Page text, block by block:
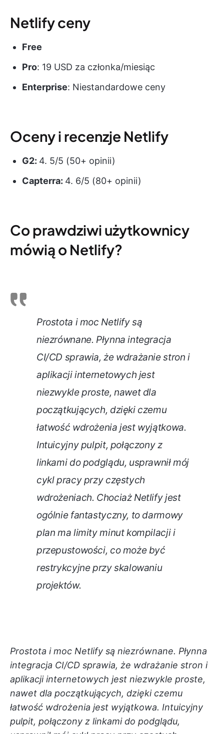
Netlify ceny
Free
Pro: 19 USD za członka/miesiąc
Enterprise: Niestandardowe ceny
Oceny i recenzje Netlify
G2: 4. 5/5 (50+ opinii)
Capterra: 4. 6/5 (80+ opinii)
Co prawdziwi użytkownicy
mówią o Netlify?
Prostota i moc Netlify są
niezrównane. Płynna integracja
CI/CD sprawia, że wdrażanie stron i
aplikacji internetowych jest
niezwykle proste, nawet dla
początkujących, dzięki czemu
łatwość wdrożenia jest wyjątkowa.
Intuicyjny pulpit, połączony z
linkami do podglądu, usprawnił mój
cykl pracy przy częstych
wdrożeniach. Chociaż Netlify jest
ogólnie fantastyczny, to darmowy
plan ma limity minut kompilacji i
przepustowości, co może być
restrykcyjne przy skalowaniu
projektów.
Prostota i moc Netlify są niezrównane. Płynna
integracja CI/CD sprawia, że wdrażanie stron i
aplikacji internetowych jest niezwykle proste,
nawet dla początkujących, dzięki czemu
łatwość wdrożenia jest wyjątkowa. Intuicyjny
pulpit, połączony z linkami do podglądu,